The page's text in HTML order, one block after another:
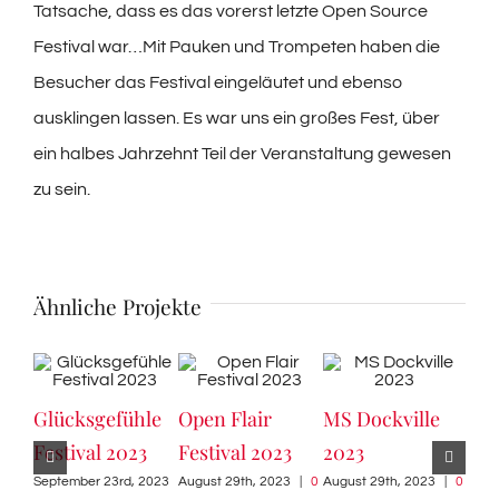
Tatsache, dass es das vorerst letzte Open Source
Festival war…Mit Pauken und Trompeten haben die
Besucher das Festival eingeläutet und ebenso
ausklingen lassen. Es war uns ein großes Fest, über
ein halbes Jahrzehnt Teil der Veranstaltung gewesen
zu sein.
Ähnliche Projekte
Glücksgefühle
Festival 2023
September 23rd, 2023
Open Flair
Festival 2023
August 29th, 2023
0
MS Dockville
2023
August 29th, 2023
0